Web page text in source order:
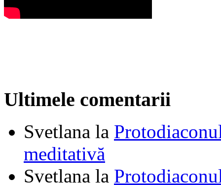
Ultimele comentarii
Svetlana la
meditativă
Svetlana la